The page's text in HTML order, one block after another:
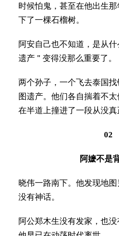
时候怕鬼，甚至在他出生
下了一棵石榴树。
阿安自己也不知道，是从
遗产 " 变得没那么重要了。
两个孙子，一个飞去泰国
图遗产。他们各自揣着不
在半道上撞进了一段从没真
02
阿嬷不是
晓伟一路南下。他发现地图
没有神话。
阿公郑木生没有发家，也没